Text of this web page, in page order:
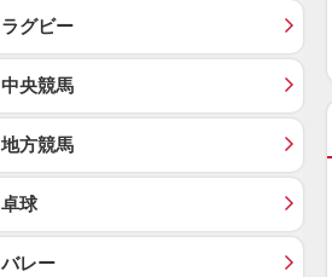
ラグビー
中央競馬
地方競馬
卓球
バレー